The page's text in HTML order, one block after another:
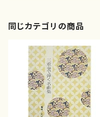
同じカテゴリの商品